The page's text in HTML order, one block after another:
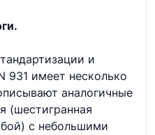
и
931 имеет несколько
аналогичные
(шестигранная
с небольшими